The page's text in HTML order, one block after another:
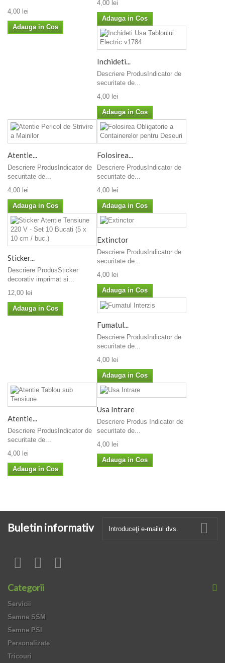
4,00 lei
Adauga in Cos
4,00 lei
Adauga in Cos
Inchideti...
Descriere ProdusIndicator de
securitate de...
4,00 lei
Adauga in Cos
Atentie...
Descriere ProdusIndicator de
securitate de...
4,00 lei
Adauga in Cos
Folosirea...
Descriere ProdusIndicator de
securitate de...
4,00 lei
Adauga in Cos
Sticker...
Descriere ProdusSticker
decorativ imprimat si...
12,00 lei
Adauga in Cos
Extinctor
Descriere ProdusIndicator de
securitate de...
4,00 lei
Adauga in Cos
Fumatul...
Descriere ProdusIndicator de
securitate de...
4,00 lei
Adauga in Cos
Atentie...
Descriere ProdusIndicator de
securitate de...
4,00 lei
Adauga in Cos
Usa Intrare
Descriere Produs Indicator de
securitate de...
4,00 lei
Adauga in Cos
Buletin informativ
Categorii
Servicii
Semne SSM
Semne PSI
Personalizate
Tricouri